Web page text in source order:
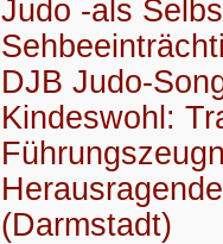
Judo -als
DJB Judo-
Kindeswohl:
(Darmstadt)